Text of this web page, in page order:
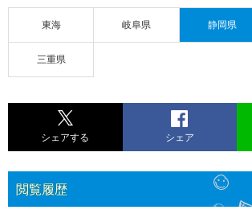
東海 岐阜県 静岡県
三重県
シェアする シェア
閲覧履歴